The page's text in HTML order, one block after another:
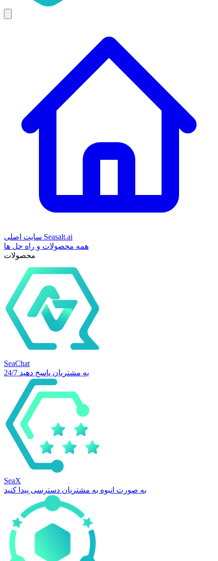
سایت اصلی Seasalt.ai
همه محصولات و راه حل ها
محصولات
SeaChat
24/7 به مشتریان پاسخ دهید
SeaX
به صورت انبوه به مشتریان دسترسی پیدا کنید